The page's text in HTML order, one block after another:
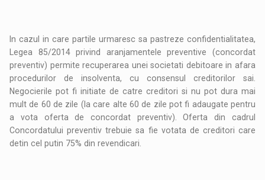
In cazul in care partile urmaresc sa pastreze confidentialitatea,
Legea 85/2014 privind aranjamentele preventive (concordat
preventiv) permite recuperarea unei societati debitoare in afara
procedurilor de insolventa, cu consensul creditorilor sai.
Negocierile pot fi initiate de catre creditori si nu pot dura mai
mult de 60 de zile (la care alte 60 de zile pot fi adaugate pentru
a vota oferta de concordat preventiv). Oferta din cadrul
Concordatului preventiv trebuie sa fie votata de creditori care
detin cel putin 75% din revendicari.